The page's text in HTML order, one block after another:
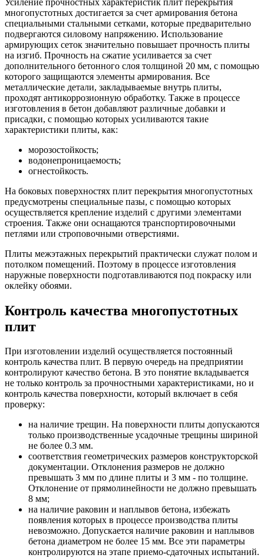
многопустотных достигается за счет армирования бетона
специальными стальными сетками, которые предварительно
подвергаются силовому напряжению. Использование
армирующих сеток значительно повышает прочность плиты
на изгиб. Прочность на сжатие усиливается за счет
дополнительного бетонного слоя толщиной 20 мм, с помощью
которого защищаются элементы армирования. Все
металлические детали, закладываемые внутрь плиты,
проходят антикоррозионную обработку. Также в процессе
изготовления в бетон добавляют различные добавки и
присадки, с помощью которых усиливаются такие
характеристики плиты, как:
морозостойкость;
водонепроницаемость;
огнестойкость.
На боковых поверхностях плит перекрытия многопустотных
предусмотрены специальные пазы, с помощью которых
осуществляется крепление изделий с другими элементами
строения. Также они оснащаются транспортировочными
петлями или строповочными отверстиями.
Плиты межэтажных перекрытий практически служат полом и
потолком помещений. Поэтому в процессе изготовления
наружные поверхности подготавливаются под покраску или
оклейку обоями.
Контроль качества многопустотных
плит
При изготовлении изделий осуществляется постоянный
контроль качества плит. В первую очередь на предприятии
контролируют качество бетона. В это понятие вкладывается
не только контроль за прочностными характеристиками, но и
контроль качества поверхности, который включает в себя
проверку:
на наличие трещин. На поверхности плиты допускаются
только производственные усадочные трещины шириной
не более 0.3 мм.
соответствия геометрических размеров конструкторской
документации. Отклонения размеров не должно
превышать 3 мм по длине плиты и 3 мм - по толщине.
Отклонение от прямолинейности не должно превышать
8 мм;
на наличие раковин и наплывов бетона, избежать
появления которых в процессе производства плиты
невозможно. Допускается наличие раковин и наплывов
бетона диаметром не более 15 мм. Все эти параметры
контролируются на этапе приемо-сдаточных испытаний.